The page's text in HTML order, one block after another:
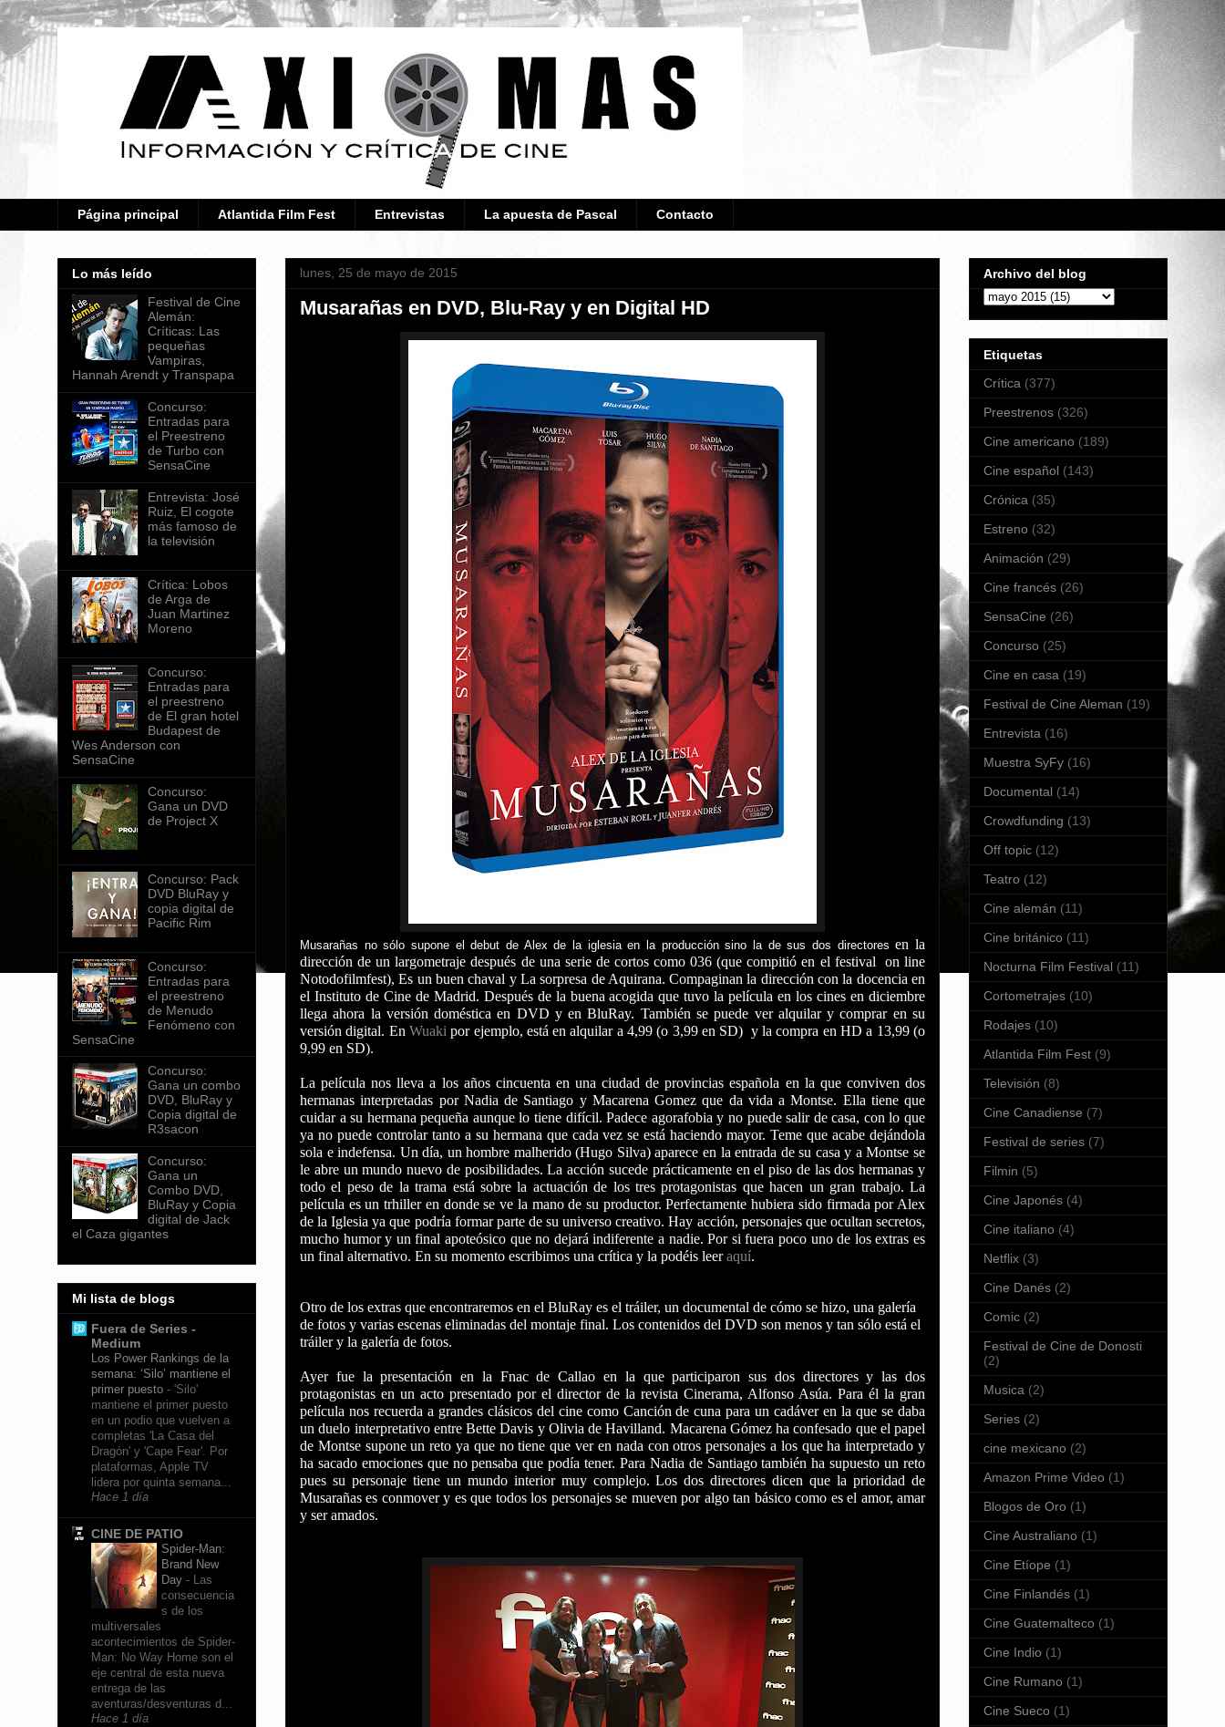
Página principal Atlantida Film Fest Entrevistas La apuesta de Pascal Contacto
lunes, 25 de mayo de 2015
Musarañas en DVD, Blu-Ray y en Digital HD
Musarañas no sólo supone el debut de Alex de la iglesia en la producción sino la de sus dos directoresen la
dirección de un largometraje después de una serie de cortos como 036 (que compitió en el festival on line
Notodofilmfest), Es un buen chaval y La sorpresa de Aquirana. Compaginan la dirección con la docencia en
el Instituto de Cine de Madrid. Después de la buena acogida que tuvo la película en los cines en diciembre
llega ahora la versión doméstica en DVD y en BluRay. También se puede ver alquilar y comprar en su
versión digital. En Wuakipor ejemplo, está en alquilar a 4,99 (o 3,99 en SD) y la compra en HD a 13,99 (o
9,99 en SD).
La película nos lleva a los años cincuenta en una ciudad de provincias española en la que conviven dos
hermanas interpretadas por Nadia de Santiago y Macarena Gomez que da vida a Montse. Ella tiene que
cuidar a su hermana pequeña aunque lo tiene difícil. Padece agorafobia y no puede salir de casa, con lo que
ya no puede controlar tanto a su hermana que cada vez se está haciendo mayor. Teme que acabe dejándola
sola e indefensa. Un día, un hombre malherido (Hugo Silva) aparece en la entrada de su casa y a Montse se
le abre un mundo nuevo de posibilidades. La acción sucede prácticamente en el piso de las dos hermanas y
todo el peso de la trama está sobre la actuación de los tres protagonistas que hacen un gran trabajo. La
película es un trhiller en donde se ve la mano de su productor. Perfectamente hubiera sido firmada por Alex
de la Iglesia ya que podría formar parte de su universo creativo. Hay acción, personajes que ocultan secretos,
mucho humor y un final apoteósico que no dejará indiferente a nadie. Por si fuera poco uno de los extras es
un final alternativo. En su momento escribimos una crítica y la podéis leeraquí.
Otro de los extras que encontraremos en el BluRay es el tráiler, un documental de cómo se hizo, una galería
de fotos y varias escenas eliminadas del montaje final. Los contenidos del DVD son menos y tan sólo está el
tráiler y la galería de fotos.
Ayer fue la presentación en la Fnac de Callao en la que participaron sus dos directores y las dos
protagonistas en un acto presentado por el director de la revista Cinerama, Alfonso Asúa. Para él la gran
película nos recuerda a grandes clásicos del cine como Canción de cuna para un cadáver en la que se daba
un duelo interpretativo entre Bette Davis y Olivia de Havilland. Macarena Gómez ha confesado que el papel
de Montse supone un reto ya que no tiene que ver en nada con otros personajes a los que ha interpretado y
ha sacado emociones que no pensaba que podía tener. Para Nadia de Santiago también ha supuesto un reto
pues su personaje tiene un mundo interior muy complejo. Los dos directores dicen que la prioridad de
Musarañas es conmover y es que todos los personajes se mueven por algo tan básico como es el amor, amar
y ser amados.
Lo más leído
Festival de Cine
Alemán:
Críticas: Las
pequeñas
Vampiras,
Hannah Arendt y Transpapa
Concurso:
Entradas para
el Preestreno
de Turbo con
SensaCine
Entrevista: José
Ruiz, El cogote
más famoso de
la televisión
Crítica: Lobos
de Arga de
Juan Martinez
Moreno
Concurso:
Entradas para
el preestreno
de El gran hotel
Budapest de
Wes Anderson con
SensaCine
Concurso:
Gana un DVD
de Project X
Concurso: Pack
DVD BluRay y
copia digital de
Pacific Rim
Concurso:
Entradas para
el preestreno
de Menudo
Fenómeno con
SensaCine
Concurso:
Gana un combo
DVD, BluRay y
Copia digital de
R3sacon
Concurso:
Gana un
Combo DVD,
BluRay y Copia
digital de Jack
el Caza gigantes
Mi lista de blogs
Fuera de Series -
Medium
Los Power Rankings de la
semana: ‘Silo’ mantiene el
primer puesto - 'Silo'
mantiene el primer puesto
en un podio que vuelven a
completas 'La Casa del
Dragón' y 'Cape Fear'. Por
plataformas, Apple TV
lidera por quinta semana...
Hace 1 día
CINE DE PATIO
Spider-Man:
Brand New
Day - Las
consecuencia
s de los
multiversales
acontecimientos de Spider-
Man: No Way Home son el
eje central de esta nueva
entrega de las
aventuras/desventuras d...
Hace 1 día
Archivo del blog
Etiquetas
Crítica (377)
Preestrenos (326)
Cine americano (189)
Cine español (143)
Crónica (35)
Estreno (32)
Animación (29)
Cine francés (26)
SensaCine (26)
Concurso (25)
Cine en casa (19)
Festival de Cine Aleman (19)
Entrevista (16)
Muestra SyFy (16)
Documental (14)
Crowdfunding (13)
Off topic (12)
Teatro (12)
Cine alemán (11)
Cine británico (11)
Nocturna Film Festival (11)
Cortometrajes (10)
Rodajes (10)
Atlantida Film Fest (9)
Televisión (8)
Cine Canadiense (7)
Festival de series (7)
Filmin (5)
Cine Japonés (4)
Cine italiano (4)
Netflix (3)
Cine Danés (2)
Comic (2)
Festival de Cine de Donosti
(2)
Musica (2)
Series (2)
cine mexicano (2)
Amazon Prime Video (1)
Blogos de Oro (1)
Cine Australiano (1)
Cine Etíope (1)
Cine Finlandés (1)
Cine Guatemalteco (1)
Cine Indio (1)
Cine Rumano (1)
Cine Sueco (1)